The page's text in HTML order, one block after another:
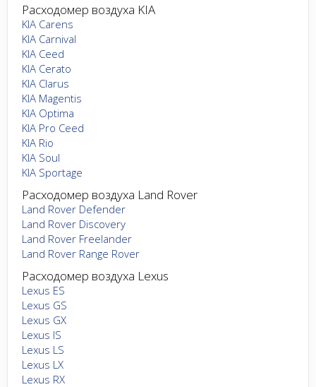
Расходомер воздуха KIA
KIA Carens
KIA Carnival
KIA Ceed
KIA Cerato
KIA Clarus
KIA Magentis
KIA Optima
KIA Pro Ceed
KIA Rio
KIA Soul
KIA Sportage
Расходомер воздуха Land Rover
Land Rover Defender
Land Rover Discovery
Land Rover Freelander
Land Rover Range Rover
Расходомер воздуха Lexus
Lexus ES
Lexus GS
Lexus GX
Lexus IS
Lexus LS
Lexus LX
Lexus RX